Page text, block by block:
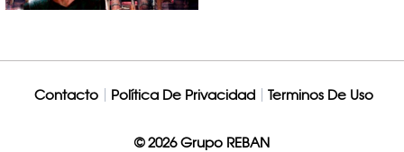
Contacto Política De Privacidad Terminos De Uso
© 2026 Grupo REBAN